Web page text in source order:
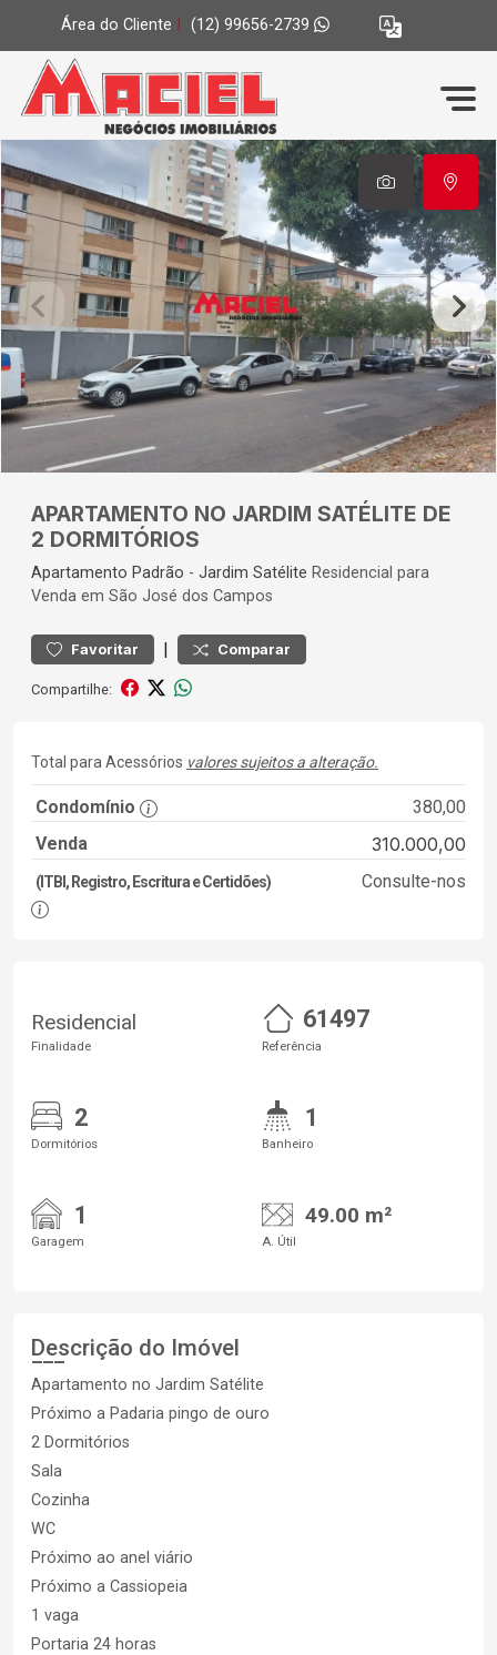
Área do Cliente (12) 99656-2739
APARTAMENTO NO JARDIM SATÉLITE DE
2 DORMITÓRIOS
Apartamento Padrão - Jardim Satélite Residencial para
Venda em São José dos Campos
Favoritar | Comparar
Compartilhe:
Total para Acessórios valores sujeitos a alteração.
Condomínio
380,00
Venda
310.000,00
(ITBI, Registro, Escritura e Certidões) Consulte-nos
Residencial
Finalidade
61497
Referência
2
Dormitórios
1
Banheiro
1
Garagem
49.00 m²
A. Útil
Descrição do Imóvel
Apartamento no Jardim Satélite
Próximo a Padaria pingo de ouro
2 Dormitórios
Sala
Cozinha
WC
Próximo ao anel viário
Próximo a Cassiopeia
1 vaga
Portaria 24 horas